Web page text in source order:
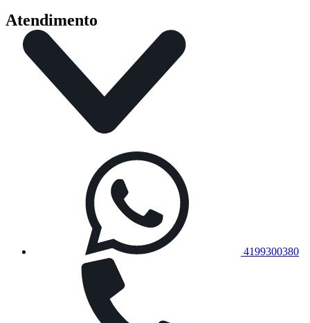
Atendimento
4199300380